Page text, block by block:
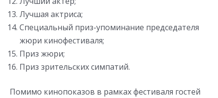
Лучшая актриса;
Специальный приз-упоминание председателя
жюри кинофестиваля;
Приз жюри;
Приз зрительских симпатий.
Помимо кинопоказов в рамках фестиваля гостей